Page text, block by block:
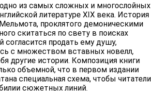
из самых сложных и многослойных
литературе XIX века. История
проклятого демоническими
скитаться по свету в поисках
согласится продать ему душу,
с множеством вставных новелл,
другие истории. Композиция книги
объемной, что в первом издании
специальная схема, чтобы читатели
сюжетных линий.